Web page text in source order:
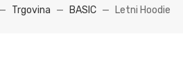
— Trgovina — BASIC — Letni Hoodie